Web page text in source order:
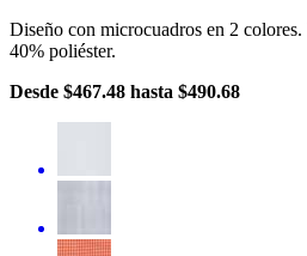
Diseño con microcuadros en 2
40% poliéster.
Desde $467.48 hasta $490.68